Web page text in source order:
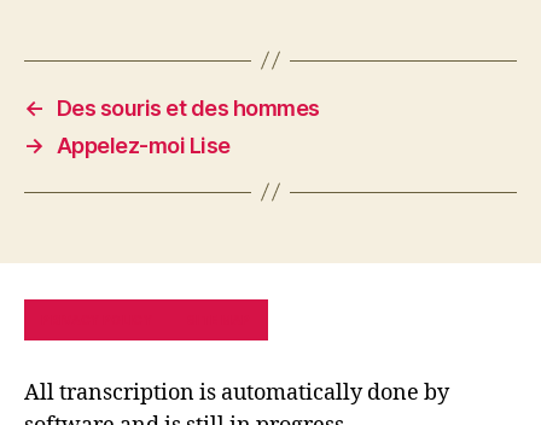
←
Des souris et des hommes
→
Appelez-moi Lise
All transcription is automatically done by